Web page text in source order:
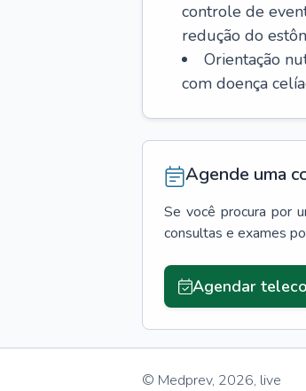
controle de
redução do
Orientação
com doença
Agende uma
Se você procura por
consultas e exames
Agendar
© Medprev, 2026, live